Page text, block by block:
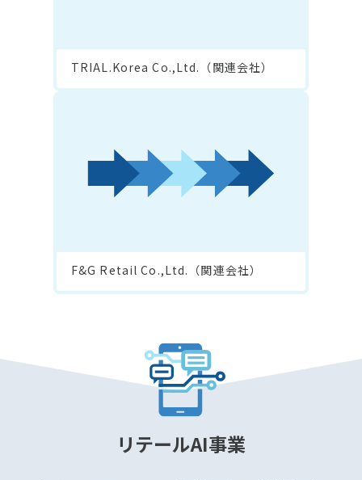
TRIAL.Korea Co.,Ltd.（関連会社）
F&G Retail Co.,Ltd.（関連会社）
リテールAI事業